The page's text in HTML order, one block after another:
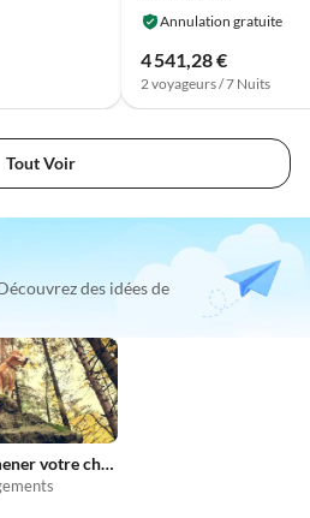
Annulation gratuite
4 541,28 €
2 voyageurs / 7 Nuits
Tout Voir
des idées de
Emmener votre chien en vacances